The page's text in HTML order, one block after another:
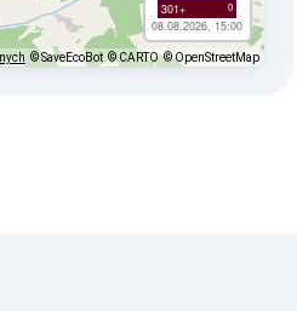
301+ 0
08.08.2026, 15:00
© SaveEcoBot © CARTO © OpenStreetMap